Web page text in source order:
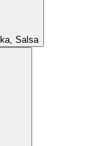
Salsa